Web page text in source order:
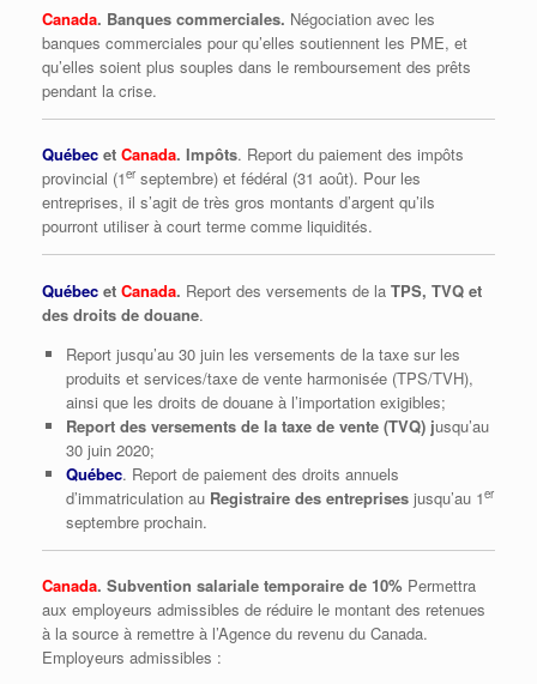
Canada. Banques commerciales. Négociation avec les
banques commerciales pour qu’elles soutiennent les PME, et
qu’elles soient plus souples dans le remboursement des prêts
pendant la crise.
Québec et Canada. Impôts. Report du paiement des impôts
provincial (1er septembre) et fédéral (31 août). Pour les
entreprises, il s’agit de très gros montants d’argent qu’ils
pourront utiliser à court terme comme liquidités.
Québec et Canada. Report des versements de la TPS, TVQ et
des droits de douane.
Report jusqu’au 30 juin les versements de la taxe sur les
produits et services/taxe de vente harmonisée (TPS/TVH),
ainsi que les droits de douane à l’importation exigibles;
Report des versements de la taxe de vente (TVQ) jusqu’au
30 juin 2020;
Québec. Report de paiement des droits annuels
d’immatriculation au Registraire des entreprisesjusqu’au 1er
septembre prochain.
Canada. Subvention salariale temporaire de 10% Permettra
aux employeurs admissibles de réduire le montant des retenues
à la source à remettre à l’Agence du revenu du Canada.
Employeurs admissibles :